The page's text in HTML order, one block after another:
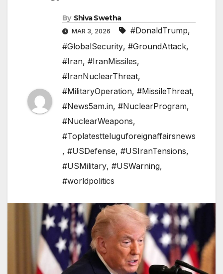
By Shiva Swetha
MAR 3, 2026 #DonaldTrump,
#GlobalSecurity, #GroundAttack,
#Iran, #IranMissiles,
#IranNuclearThreat,
#MilitaryOperation, #MissileThreat,
#News5am.in, #NuclearProgram,
#NuclearWeapons,
#Toplatestteluguforeignaffairsnews
, #USDefense, #USIranTensions,
#USMilitary, #USWarning,
#worldpolitics